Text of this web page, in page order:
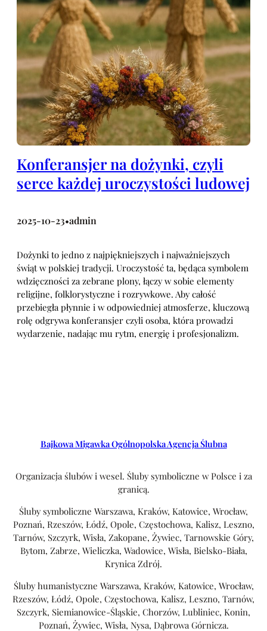
Konferansjer na dożynki, czyli
serce każdej uroczystości ludowej
2025-10-23•admin
Dożynki to jedno z najpiękniejszych i najważniejszych
świąt w polskiej tradycji. Uroczystość ta, będąca symbolem
wdzięczności za zebrane plony, łączy w sobie elementy
religijne, folklorystyczne i rozrywkowe. Aby całość
przebiegła płynnie i w odpowiedniej atmosferze, kluczową
rolę odgrywa konferansjer czyli osoba, która prowadzi
wydarzenie, nadając mu rytm, energię i profesjonalizm.
Bajkowa Migawka Ogólnopolska Agencja Ślubna
Organizacja ślubów i wesel. Śluby symboliczne w Polsce i za
granicą.
Śluby symboliczne Warszawa, Kraków, Katowice, Wrocław,
Poznań, Rzeszów, Łódź, Opole, Częstochowa, Kalisz, Leszno,
Tarnów, Szczyrk, Wisła, Zakopane, Żywiec, Tarnowskie Góry,
Bytom, Zabrze, Wieliczka, Wadowice, Wisła, Bielsko-Biała,
Krynica Zdrój.
Śluby humanistyczne Warszawa, Kraków, Katowice, Wrocław,
Rzeszów, Łódź, Opole, Częstochowa, Kalisz, Leszno, Tarnów,
Szczyrk, Siemianowice-Śląskie, Chorzów, Lubliniec, Konin,
Poznań, Żywiec, Wisła, Nysa, Dąbrowa Górnicza.